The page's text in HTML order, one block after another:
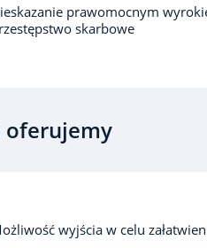
prawomocnym
skarbowe
oferujemy
wyjścia w celu